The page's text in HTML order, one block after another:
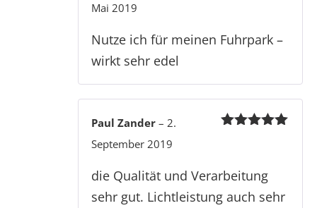
Mai 2019
Nutze ich für meinen Fuhrpark –
wirkt sehr edel
Paul Zander – 2.
September 2019
die Qualität und Verarbeitung
sehr gut. Lichtleistung auch sehr